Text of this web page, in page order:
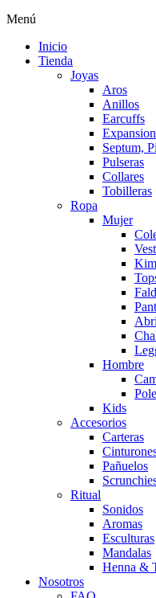
Menú
Inicio
Tienda
Joyas
Aros
Anillos
Earcuffs
Septum,
Pulseras
Collares
Tobilleras
Ropa
Mujer
Hombre
Kids
Accesorios
Carteras
Pañuelos
Ritual
Sonidos
Aromas
Esculturas
Mandalas
Henna &
Nosotros